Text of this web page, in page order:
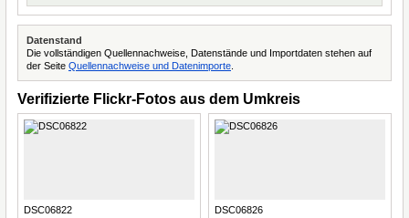
Datenstand
Die vollständigen Quellennachweise, Datenstände und Importdaten stehen auf
der Seite Quellennachweise und Datenimporte
Verifizierte Flickr-Fotos aus dem Umkreis
DSC06822 DSC06826